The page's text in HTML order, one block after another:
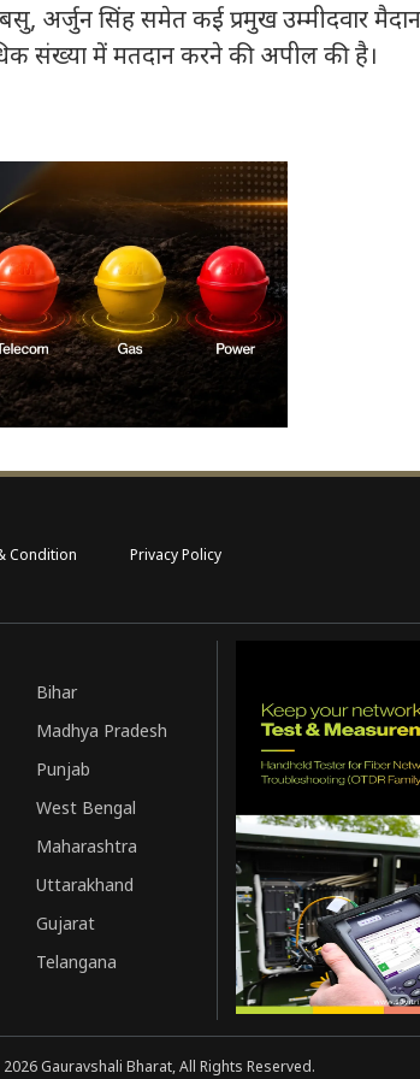
अर्जुन सिंह समेत कई प्रमुख उम्मीदवार
संख्या में मतदान करने की अपील की है।
Condition Privacy Policy
Bihar
Madhya Pradesh
Punjab
West Bengal
Maharashtra
Uttarakhand
Gujarat
Telangana
2026Gauravshali Bharat, All Rights Reserved.